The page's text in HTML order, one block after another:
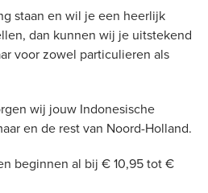
staan en wil je een heerlijk
dan kunnen wij je uitstekend
voor zowel particulieren als
wij jouw Indonesische
en de rest van Noord-Holland.
beginnen al bij € 10,95 tot €